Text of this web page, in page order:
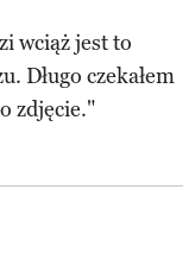
wciąż jest to
Długo czekałem
zdjęcie."